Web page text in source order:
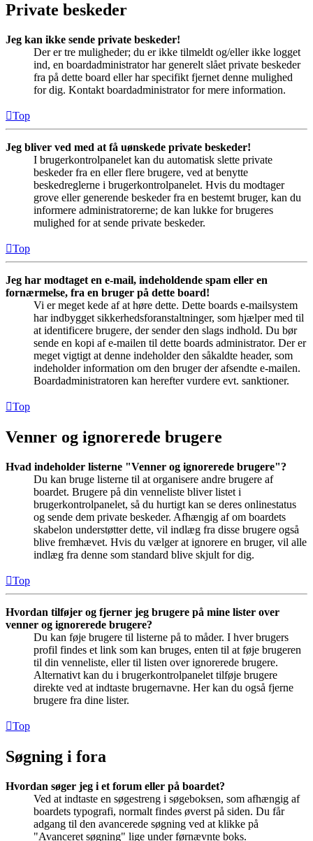
Private beskeder
Jeg kan ikke sende private beskeder!
Der er tre muligheder; du er ikke tilmeldt og/eller ikke logget
ind, en boardadministrator har generelt slået private beskeder
fra på dette board eller har specifikt fjernet denne mulighed
for dig. Kontakt boardadministrator for mere information.
Top
Jeg bliver ved med at få uønskede private beskeder!
I brugerkontrolpanelet kan du automatisk slette private
beskeder fra en eller flere brugere, ved at benytte
beskedreglerne i brugerkontrolpanelet. Hvis du modtager
grove eller generende beskeder fra en bestemt bruger, kan du
informere administratorerne; de kan lukke for brugeres
mulighed for at sende private beskeder.
Top
Jeg har modtaget en e-mail, indeholdende spam eller en
fornærmelse, fra en bruger på dette board!
Vi er meget kede af at høre dette. Dette boards e-mailsystem
har indbygget sikkerhedsforanstaltninger, som hjælper med til
at identificere brugere, der sender den slags indhold. Du bør
sende en kopi af e-mailen til dette boards administrator. Der er
meget vigtigt at denne indeholder den såkaldte header, som
indeholder information om den bruger der afsendte e-mailen.
Boardadministratoren kan herefter vurdere evt. sanktioner.
Top
Venner og ignorerede brugere
Hvad indeholder listerne "Venner og ignorerede brugere"?
Du kan bruge listerne til at organisere andre brugere af
boardet. Brugere på din venneliste bliver listet i
brugerkontrolpanelet, så du hurtigt kan se deres onlinestatus
og sende dem private beskeder. Afhængig af om boardets
skabelon understøtter dette, vil indlæg fra disse brugere også
blive fremhævet. Hvis du vælger at ignorere en bruger, vil alle
indlæg fra denne som standard blive skjult for dig.
Top
Hvordan tilføjer og fjerner jeg brugere på mine lister over
venner og ignorerede brugere?
Du kan føje brugere til listerne på to måder. I hver brugers
profil findes et link som kan bruges, enten til at føje brugeren
til din venneliste, eller til listen over ignorerede brugere.
Alternativt kan du i brugerkontrolpanelet tilføje brugere
direkte ved at indtaste brugernavne. Her kan du også fjerne
brugere fra dine lister.
Top
Søgning i fora
Hvordan søger jeg i et forum eller på boardet?
Ved at indtaste en søgestreng i søgeboksen, som afhængig af
boardets typografi, normalt findes øverst på siden. Du får
adgang til den avancerede søgning ved at klikke på
"Avanceret søgning" lige under førnævnte boks.